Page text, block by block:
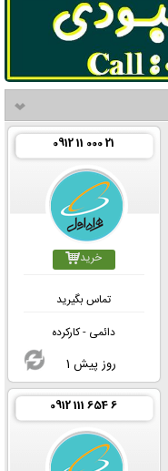
0912 11 000 21
خرید
تماس بگیرید
دائمی - کارکرده
1 روز پیش
0912 111 654 6